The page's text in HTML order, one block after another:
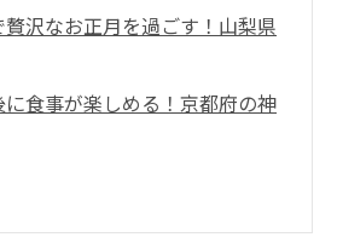
沢なお正月を過ごす！山梨県
食事が楽しめる！京都府の神